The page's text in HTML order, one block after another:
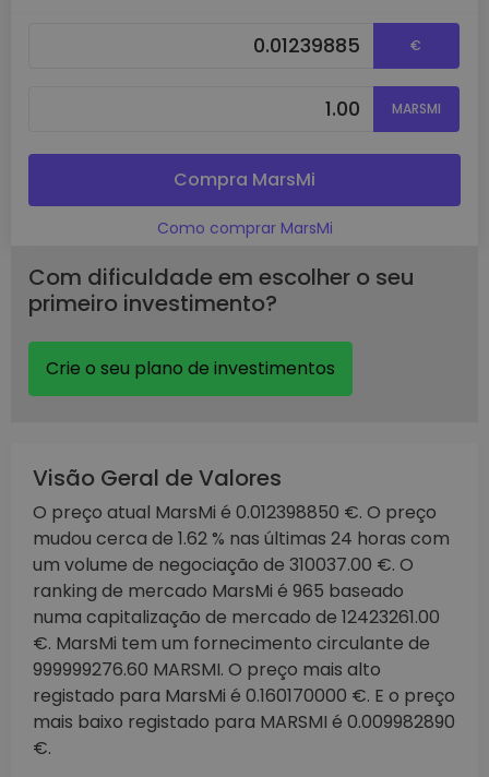
€
MARSMI
Compra MarsMi
Como comprar MarsMi
Com dificuldade em escolher o seu
primeiro investimento?
Crie o seu plano de investimentos
Visão Geral de Valores
O preço atual MarsMi é 0.012398850 €. O preço
mudou cerca de 1.62 % nas últimas 24 horas com
um volume de negociação de 310037.00 €. O
ranking de mercado MarsMi é 965 baseado
numa capitalização de mercado de 12423261.00
€. MarsMi tem um fornecimento circulante de
999999276.60 MARSMI. O preço mais alto
registado para MarsMi é 0.160170000 €. E o preço
mais baixo registado para MARSMI é 0.009982890
€.